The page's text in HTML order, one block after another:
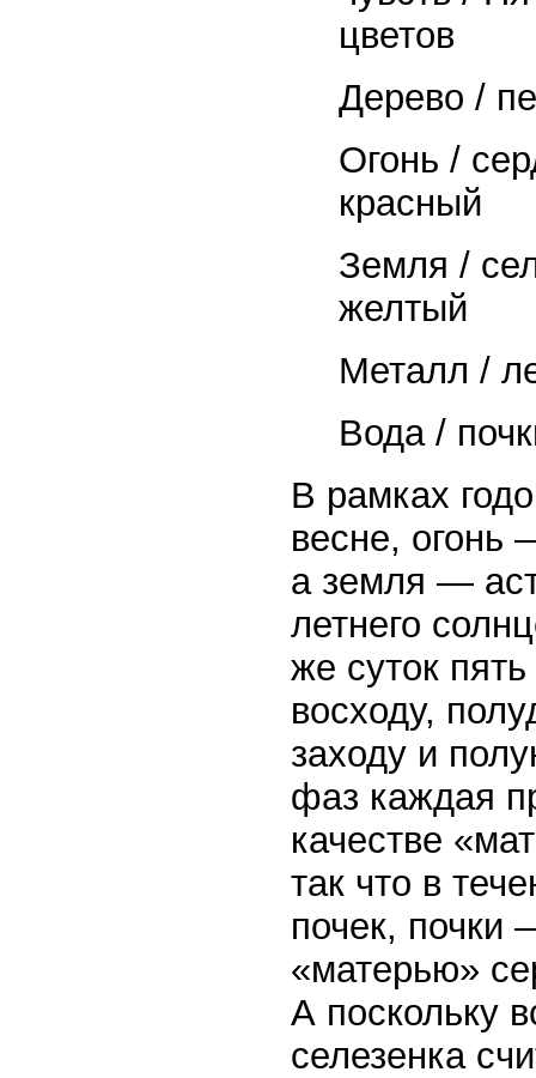
цветов
Дерево /
Огонь /
красный
Земля /
желтый
Металл /
Вода /
В рамках
весне,
а земля —
летнего
же суток
восходу,
заходу и
фаз каждая
качестве
так что в
почек,
«матерью»
А поскольку
селезенка